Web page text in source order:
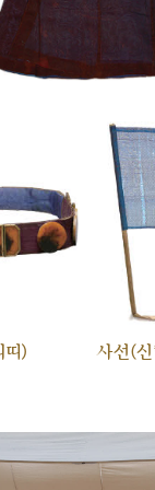
띠)
사선(